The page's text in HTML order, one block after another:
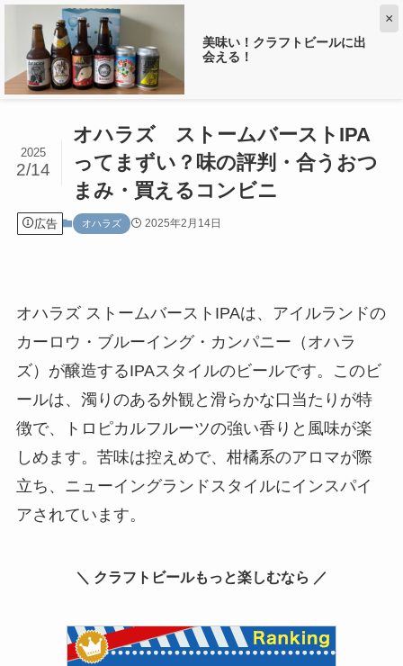
美味い！クラフトビールに出
会える！
×
ホーム オハラズ
オハラズ ストームバーストIPA
ってまずい？味の評判・合うおつ
まみ・買えるコンビニ
2025
2/14
広告 オハラズ 2025年2月14日
オハラズ ストームバーストIPAは、アイルランドの
カーロウ・ブルーイング・カンパニー（オハラ
ズ）が醸造するIPAスタイルのビールです。このビ
ールは、濁りのある外観と滑らかな口当たりが特
徴で、トロピカルフルーツの強い香りと風味が楽
しめます。苦味は控えめで、柑橘系のアロマが際
立ち、ニューイングランドスタイルにインスパイ
アされています。
＼ クラフトビールもっと楽しむなら ／